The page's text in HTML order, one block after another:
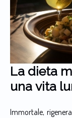
La dieta
una vita
Immortale,